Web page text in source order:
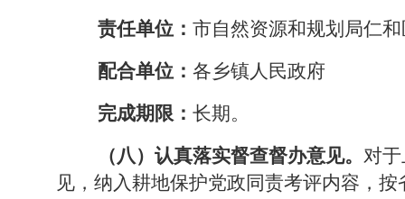
责任单位： 市自然资源和规划局仁
配合单位： 各乡镇人民政府
完成期限： 长期。
（八）认真落实督查督办意见。 对
见，纳入耕地保护党政同责考评内容，